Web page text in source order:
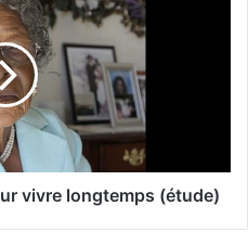
vivre longtemps (étude)